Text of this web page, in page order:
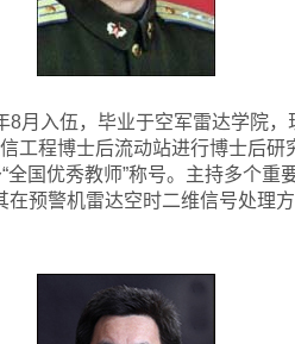
月入伍，毕业于空军雷达学院
工程博士后流动站进行博士后研
国优秀教师”称号。主持多个重
预警机雷达空时二维信号处理